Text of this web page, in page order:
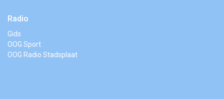
Radio
Gids
OOG Sport
OOG Radio Stadsplaat